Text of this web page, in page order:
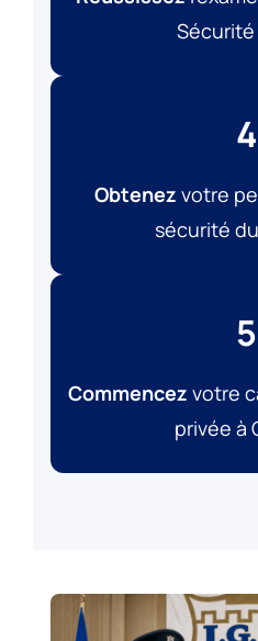
Sécurité
4
Obtenez votre
sécurité
5
Commencez votre
privée à